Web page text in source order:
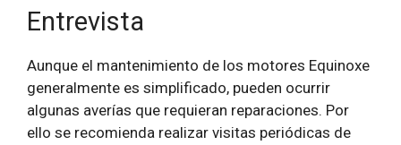
Entrevista
Aunque el mantenimiento de los motores Equinoxe
generalmente es simplificado, pueden ocurrir
algunas averías que requieran reparaciones. Por
ello se recomienda realizar visitas periódicas de